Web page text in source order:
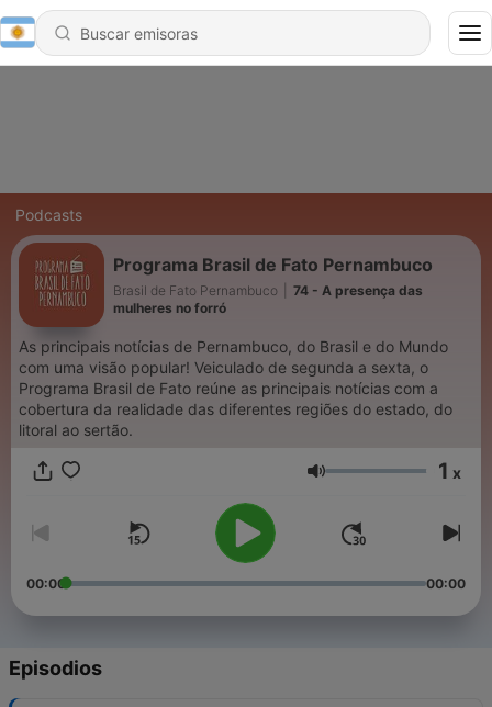
Podcasts
Programa Brasil de Fato Pernambuco
Brasil de Fato Pernambuco
74 - A presença das
mulheres no forró
As principais notícias de Pernambuco, do Brasil e do Mundo
com uma visão popular! Veiculado de segunda a sexta, o
Programa Brasil de Fato reúne as principais notícias com a
cobertura da realidade das diferentes regiões do estado, do
litoral ao sertão.
Volumen 1 x
00:00 00:00
Episodios